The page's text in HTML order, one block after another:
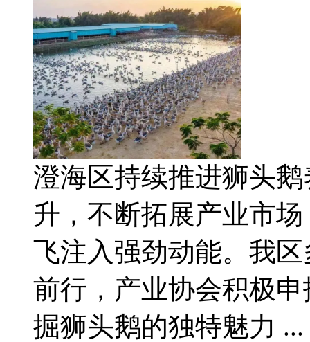
澄海区持续推进狮头
升，不断拓展产业市
飞注入强劲动能。我
前行，产业协会积极
掘狮头鹅的独特魅力 ...